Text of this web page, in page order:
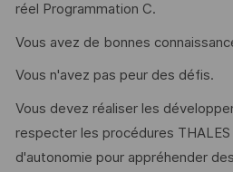
réel Programmation C.
Vous avez de bonnes
Vous n'avez pas peur des défis.
Vous devez réaliser les
respecter les procédures
d'autonomie pour appréhender